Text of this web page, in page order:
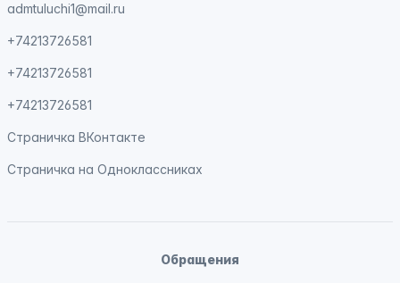
admtuluchi1@mail.ru
+74213726581
+74213726581
+74213726581
Страничка ВКонтакте
Страничка на Одноклассниках
Обращения